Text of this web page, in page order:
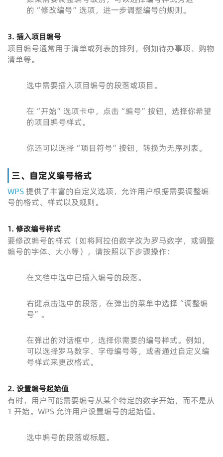
的“修改编号”选项，进一步调整编号的规则。
3. 插入项目编号
项目编号通常用于清单或列表的排列，例如待办事项、购物
清单等。
选中需要插入项目编号的段落或项目。
在“开始”选项卡中，点击“编号”按钮，选择你希望
的项目编号样式。
你还可以选择“项目符号”按钮，转换为无序列表。
三、自定义编号格式
WPS 提供了丰富的自定义选项，允许用户根据需要调整编
号的格式、样式以及规则。
1. 修改编号样式
要修改编号的样式（如将阿拉伯数字改为罗马数字，或调整
编号的字体、大小等），请按照以下步骤操作：
在文档中选中已插入编号的段落。
右键点击选中的段落，在弹出的菜单中选择“调整编
号”。
在弹出的对话框中，选择你需要的编号样式。例如，
可以选择罗马数字、字母编号等，或者通过自定义编
号样式来更改格式。
2. 设置编号起始值
有时，用户可能需要编号从某个特定的数字开始，而不是从
1 开始。WPS 允许用户设置编号的起始值。
选中编号的段落或标题。